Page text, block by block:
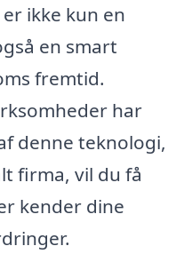
ikke kun en
en smart
fremtid.
har
denne teknologi,
firma, vil du få
kender dine